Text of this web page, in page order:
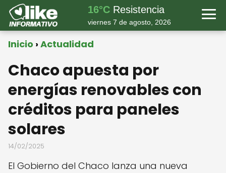
16°CResistencia
viernes 7 de agosto, 2026
Inicio Actualidad
Chaco apuesta por
energías renovables con
créditos para paneles
solares
14/02/2025
El Gobierno del Chaco lanza una nueva